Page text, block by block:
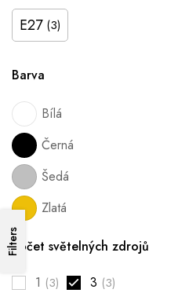
E27 (3)
Barva
Bílá
Černá
Šedá
Zlatá
Počet světelných zdrojů
1 (3) 3 (3)
Filters